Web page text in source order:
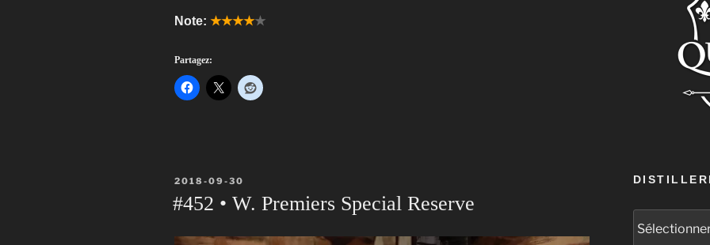
Note: ★★★★★
Partagez:
PUBLIÉ
2018-09-30
#452 • W. Premiers Special Reserve